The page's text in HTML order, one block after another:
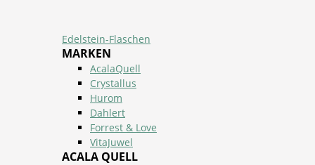
Edelstein-Flaschen
MARKEN
AcalaQuell
Crystallus
Hurom
Dahlert
Forrest & Love
VitaJuwel
ACALA QUELL